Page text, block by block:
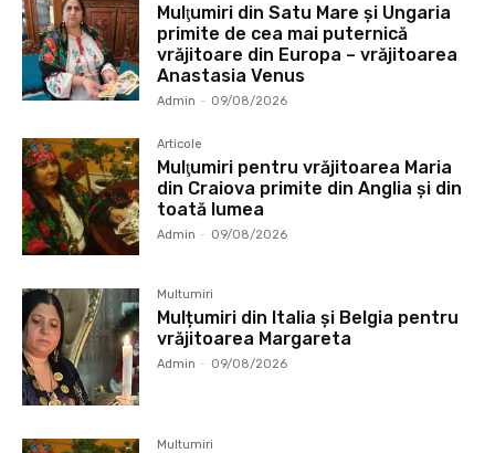
Mulţumiri din Satu Mare și Ungaria
primite de cea mai puternică
vrăjitoare din Europa – vrăjitoarea
Anastasia Venus
Admin - 09/08/2026
Articole
Mulţumiri pentru vrăjitoarea Maria
din Craiova primite din Anglia și din
toată lumea
Admin - 09/08/2026
Multumiri
Mulțumiri din Italia și Belgia pentru
vrăjitoarea Margareta
Admin - 09/08/2026
Multumiri